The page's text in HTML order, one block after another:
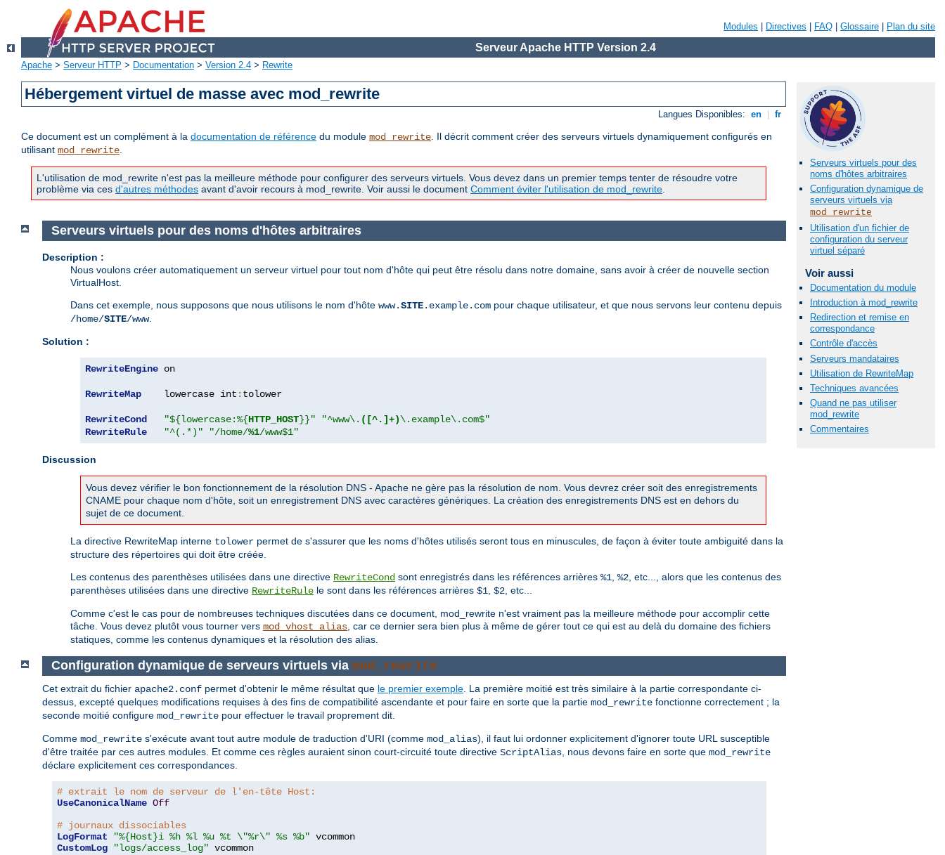
Modules Directives FAQ Glossaire Plan du site
Serveur Apache HTTP Version 2.4
Apache > Serveur HTTP > Documentation > Version 2.4 > Rewrite
Hébergement virtuel de masse avec mod_rewrite
Langues Disponibles: en fr
Ce document est un complément à la documentation de référence du module mod_rewrite. Il décrit comment créer des serveurs virtuels dynamiquement configurés en
utilisant mod_rewrite.
L'utilisation de mod_rewrite n'est pas la meilleure méthode pour configurer des serveurs virtuels. Vous devez dans un premier temps tenter de résoudre votre
problème via ces d'autres méthodes avant d'avoir recours à mod_rewrite. Voir aussi le document Comment éviter l'utilisation de mod_rewrite.
Serveurs virtuels pour des
noms d'hôtes arbitraires
Configuration dynamique de
serveurs virtuels via
mod_rewrite
Utilisation d'un fichier de
configuration du serveur
virtuel séparé
Voir aussi
Documentation du module
Introduction à mod_rewrite
Redirection et remise en
correspondance
Contrôle d'accès
Serveurs mandataires
Utilisation de RewriteMap
Techniques avancées
Quand ne pas utiliser
mod_rewrite
Commentaires
Serveurs virtuels pour des noms d'hôtes arbitraires
Description :
Nous voulons créer automatiquement un serveur virtuel pour tout nom d'hôte qui peut être résolu dans notre domaine, sans avoir à créer de nouvelle section
VirtualHost.
Dans cet exemple, nous supposons que nous utilisons le nom d'hôte www.SITE.example.com pour chaque utilisateur, et que nous servons leur contenu depuis
/home/SITE/www.
Solution :
RewriteEngine on
RewriteMap
    lowercase int
: tolower
RewriteCond "${lowercase:%{HTTP_HOST}}" "^www\. ([^.]+)\.example\.com$"
RewriteRule
"^(.*)" "/home/%1/www$1"
Discussion
Vous devez vérifier le bon fonctionnement de la résolution DNS - Apache ne gère pas la résolution de nom. Vous devrez créer soit des enregistrements
CNAME pour chaque nom d'hôte, soit un enregistrement DNS avec caractères génériques. La création des enregistrements DNS est en dehors du
sujet de ce document.
La directive RewriteMap interne tolower permet de s'assurer que les noms d'hôtes utilisés seront tous en minuscules, de façon à éviter toute ambiguité dans la
structure des répertoires qui doit être créée.
Les contenus des parenthèses utilisées dans une directive RewriteCond sont enregistrés dans les références arrières %1 %2 , etc..., alors que les contenus des
parenthèses utilisées dans une directive RewriteRule le sont dans les références arrières $1 $2 , etc...
Comme c'est le cas pour de nombreuses techniques discutées dans ce document, mod_rewrite n'est vraiment pas la meilleure méthode pour accomplir cette
tâche. Vous devez plutôt vous tourner vers mod_vhost_alias , car ce dernier sera bien plus à même de gérer tout ce qui est au delà du domaine des fichiers
statiques, comme les contenus dynamiques et la résolution des alias.
Configuration dynamique de serveurs virtuels via mod_rewrite
Cet extrait du fichier apache2.conf permet d'obtenir le même résultat que le premier exemple . La première moitié est très similaire à la partie correspondante ci-
dessus, excepté quelques modifications requises à des fins de compatibilité ascendante et pour faire en sorte que la partie mod_rewrite fonctionne correctement ; la
seconde moitié configure mod_rewrite pour effectuer le travail proprement dit.
Comme mod_rewrite s'exécute avant tout autre module de traduction d'URI (comme mod_alias), il faut lui ordonner explicitement d'ignorer toute URL susceptible
d'être traitée par ces autres modules. Et comme ces règles auraient sinon court-circuité toute directive ScriptAlias , nous devons faire en sorte que mod_rewrite
déclare explicitement ces correspondances.
# extrait le nom de serveur de l'en-tête Host:
UseCanonicalName Off
# journaux dissociables
LogFormat
"%{Host}i %h %l %u %t \"%r\" %s %b"
CustomLog
"logs/access_log" vcommon